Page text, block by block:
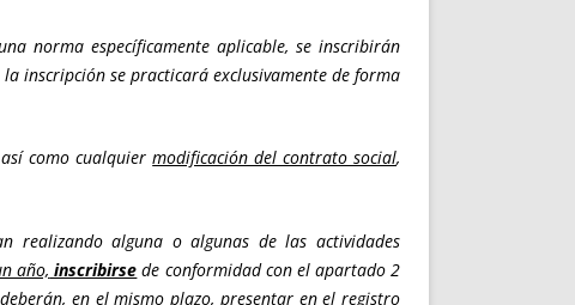
norma específicamente aplicable, se inscribirán
inscripción se practicará exclusivamente de forma
como cualquiermodificación del contrato social,
realizando alguna o algunas de las actividades
año, inscribirse de conformidad con el apartado 2
en el mismo plazo, presentar en el registro